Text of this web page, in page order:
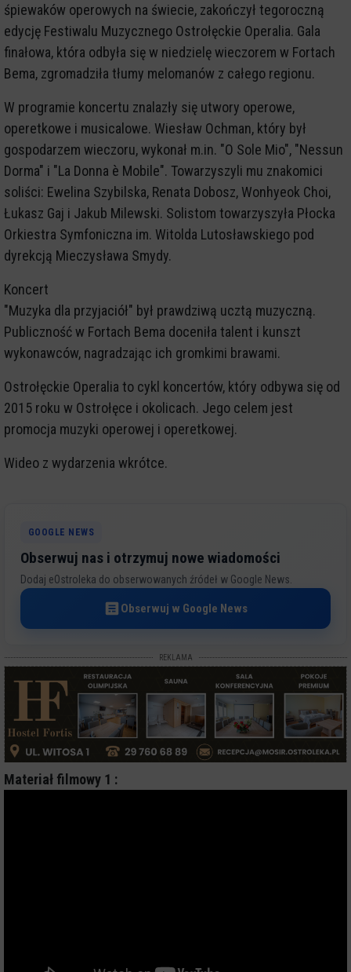
śpiewaków operowych na świecie, zakończył tegoroczną
edycję Festiwalu Muzycznego Ostrołęckie Operalia. Gala
finałowa, która odbyła się w niedzielę wieczorem w Fortach
Bema, zgromadziła tłumy melomanów z całego regionu.
W programie koncertu znalazły się utwory operowe,
operetkowe i musicalowe. Wiesław Ochman, który był
gospodarzem wieczoru, wykonał m.in. "O Sole Mio", "Nessun
Dorma" i "La Donna è Mobile". Towarzyszyli mu znakomici
soliści: Ewelina Szybilska, Renata Dobosz, Wonhyeok Choi,
Łukasz Gaj i Jakub Milewski. Solistom towarzyszyła Płocka
Orkiestra Symfoniczna im. Witolda Lutosławskiego pod
dyrekcją Mieczysława Smydy.
Koncert
"Muzyka dla przyjaciół" był prawdziwą ucztą muzyczną.
Publiczność w Fortach Bema doceniła talent i kunszt
wykonawców, nagradzając ich gromkimi brawami.
Ostrołęckie Operalia to cykl koncertów, który odbywa się od
2015 roku w Ostrołęce i okolicach. Jego celem jest
promocja muzyki operowej i operetkowej.
Wideo z wydarzenia wkrótce.
GOOGLE NEWS
Obserwuj nas i otrzymuj nowe wiadomości
Dodaj eOstroleka do obserwowanych źródeł w Google News.
Obserwuj w Google News
REKLAMA
Materiał filmowy 1 :